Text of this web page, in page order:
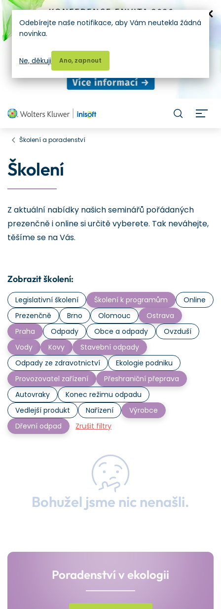
Školení a poradenství
Školení
Z aktuální nabídky našich seminářů pořádaných
prezenčně i online si určitě vyberete. Tak neváhejte,
těšíme se na Vás.
Zobrazit školení:
Legislativní školení Školení k programům
Online
Prezenčně
Brno Olomouc
Ostrava
Praha
Odpady Obce a odpady
Ovzduší
Vody
Kovy
Stavební odpady
Odpady ze zdravotnictví
Ekologie podniku
Provozovatel zařízení
Přeshraniční přeprava
Autovraky
Konec režimu odpadu
Vedlejší produkt
Nařízení
Výrobce
Dřevní odpad
Zrušit filtry
Bohužel jsme nic nenašli.
Poradenství v ekologii
Odebírejte naše notifikace, aby Vám neutekla žádná
novinka.
Ano, zapnout
Ne, děkuji